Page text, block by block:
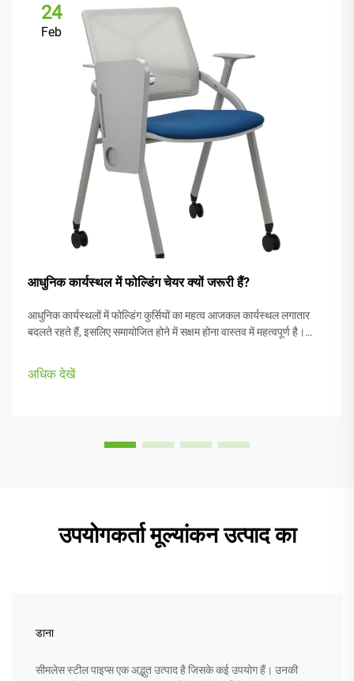
24
Feb
आधुनिक कार्यस्थल में फोल्डिंग चेयर क्यों जरूरी हैं?
आधुनिक कार्यस्थलों में फोल्डिंग कुर्सियों का महत्व आजकल कार्यस्थल लगातार
बदलते रहते हैं, इसलिए समायोजित होने में सक्षम होना वास्तव में महत्वपूर्ण है।
में आसानी प्रदान करती हैं...
अधिक देखें
उपयोगकर्ता मूल्यांकन उत्पाद का
डाना
सीमलेस स्टील पाइप्स एक अद्भुत उत्पाद है जिसके कई उपयोग हैं। उनकी